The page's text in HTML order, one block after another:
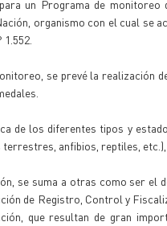
un Programa de
organismo con el cual se
se prevé la realización
de los diferentes tipos y
anfibios, reptiles, etc.),
se suma a otras como ser
de Registro, Control y
que resultan de gran